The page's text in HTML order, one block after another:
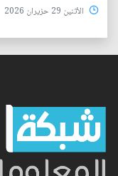
الأثنين 29 حزيران 2026